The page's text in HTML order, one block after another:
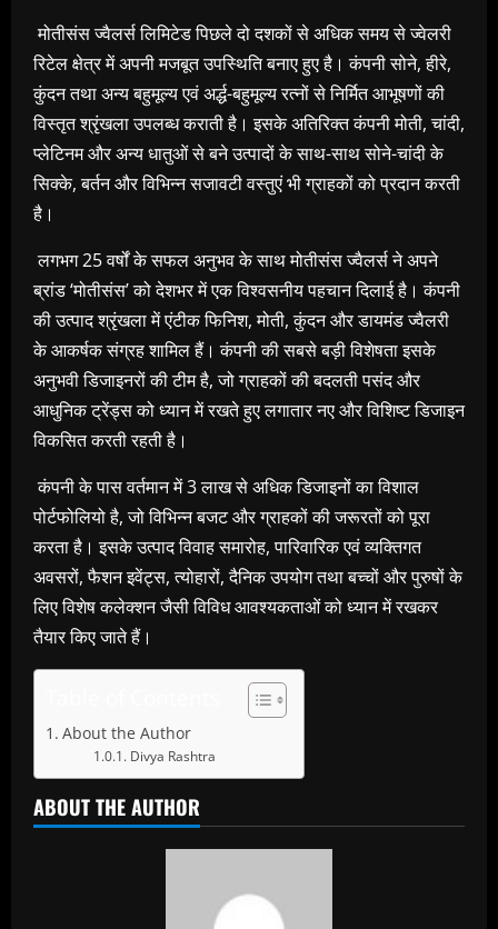
मोतीसंस ज्वैलर्स लिमिटेडपिछले दो दशकों से अधिक समय से ज्वेलरी
रिटेल क्षेत्र में अपनी मजबूत उपस्थिति बनाए हुए है। कंपनी सोने,हीरे,
कुंदन तथा अन्य बहुमूल्य एवं अर्द्ध-बहुमूल्य रत्नों से निर्मित आभूषणों की
विस्तृत श्रृंखला उपलब्ध कराती है। इसके अतिरिक्त कंपनी मोती,चांदी,
प्लेटिनम और अन्य धातुओं से बने उत्पादों के साथ-साथ सोने-चांदी के
सिक्के,बर्तन और विभिन्न सजावटी वस्तुएं भी ग्राहकों को प्रदान करती
है।
लगभग25वर्षों के सफल अनुभव के साथमोतीसंस ज्वैलर्सने अपने
ब्रांड‘मोतीसंस’को देशभर में एक विश्वसनीय पहचान दिलाई है। कंपनी
की उत्पाद श्रृंखला में एंटीक फिनिश,मोती,कुंदन और डायमंड ज्वैलरी
के आकर्षक संग्रह शामिल हैं। कंपनी की सबसे बड़ी विशेषता इसके
अनुभवी डिजाइनरों की टीम है,जो ग्राहकों की बदलती पसंद और
आधुनिक ट्रेंड्स को ध्यान में रखते हुए लगातार नए और विशिष्ट डिजाइन
विकसित करती रहती है।
कंपनी के पास वर्तमान में3लाख से अधिक डिजाइनोंका विशाल
पोर्टफोलियो है,जो विभिन्न बजट और ग्राहकों की जरूरतों को पूरा
करता है। इसके उत्पाद विवाह समारोह,पारिवारिक एवं व्यक्तिगत
अवसरों,फैशन इवेंट्स,त्योहारों,दैनिक उपयोग तथा बच्चों और पुरुषों के
लिए विशेष कलेक्शन जैसी विविध आवश्यकताओं को ध्यान में रखकर
तैयार किए जाते हैं।
About the Author
Divya Rashtra
ABOUT THE AUTHOR